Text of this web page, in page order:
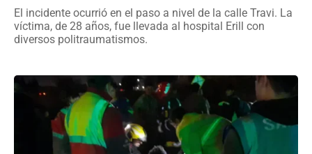
El incidente ocurrió en el paso a nivel de la calle Travi. La
víctima, de 28 años, fue llevada al hospital Erill con
diversos politraumatismos.